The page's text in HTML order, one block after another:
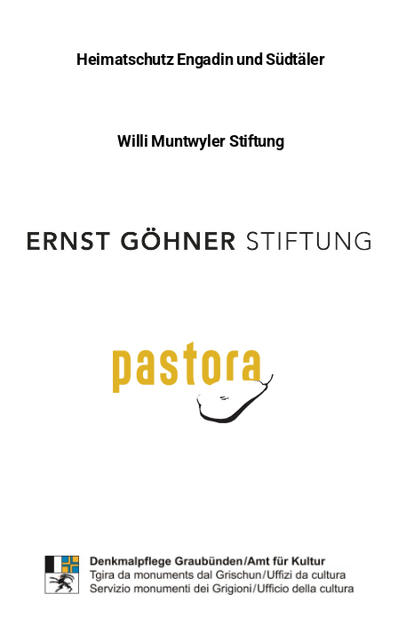
Heimatschutz Engadin und Südtäler
Willi Muntwyler Stiftung